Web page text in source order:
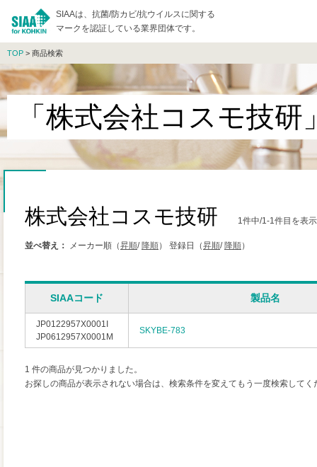
SIAAは、抗菌/防カビ/抗ウイルスに関する
マークを認証している業界団体です。
TOP > 商品検索
「株式会社コスモ技
株式会社コスモ技研 1件中/1-1件目を表
並べ替え： メーカー順（昇順/ 降順） 登録日（昇順/ 降順）
SIAAコード 製品名
JP0122957X0001I
JP0612957X0001M
SKYBE-783
1 件の商品が見つかりました。
お探しの商品が表示されない場合は、検索条件を変えてもう一度検索してく